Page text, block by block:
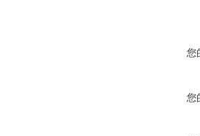
您
您